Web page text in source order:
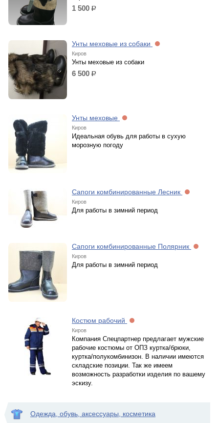
1 500 р.
Унты меховые из собаки
Киров
Унты меховые из собаки
6 500 р.
Унты меховые
Киров
Идеальная обувь для работы в сухую
морозную погоду
Сапоги комбинированные Лесник
Киров
Для работы в зимний период
Сапоги комбинированные Полярник
Киров
Для работы в зимний период
Костюм рабочий
Киров
Компания Спецпартнер предлагает мужские
рабочие костюмы от ОПЗ куртка/брюки,
куртка/полукомбинизон. В наличии имеются
складские позиции. Так же имеем
возможность разработки изделия по вашему
эскизу.
Одежда, обувь, аксессуары, косметика